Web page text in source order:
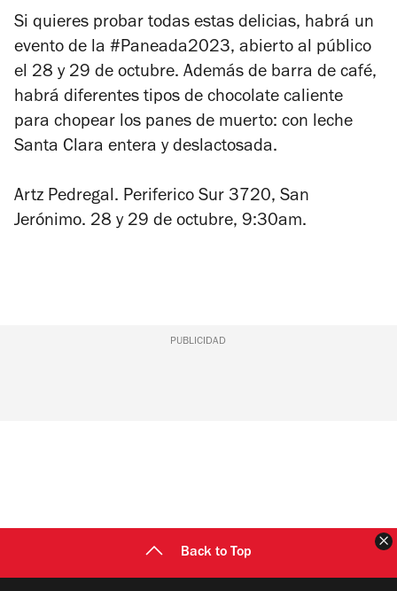
Si quieres probar todas estas delicias, habrá un
evento de la #Paneada2023, abierto al público
el 28 y 29 de octubre. Además de barra de café,
habrá diferentes tipos de chocolate caliente
para chopear los panes de muerto: con leche
Santa Clara entera y deslactosada.
Artz Pedregal. Periferico Sur 3720, San
Jerónimo. 28 y 29 de octubre, 9:30am.
PUBLICIDAD
Back to Top